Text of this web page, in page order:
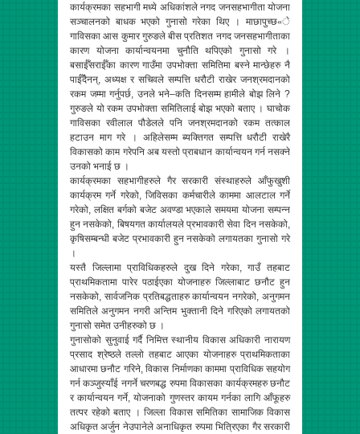
कार्यक्रमका सहभागी मध्ये अधिकांशले नगद जनसहभागीता योजना
सञ्चालनको बाधक भएको गुनासो गरेका थिए । माछापुच्छ«े
गाविसका आस कुमार गुरुङले बीस प्रतिशत नगद जनसहभागीताका
कारण योजना कार्यान्वयनमा चुनौति थपिएको गुनासो गरे ।
बसाईँसराईँका कारण गाउँमा उपभोक्ता समितिमा बस्ने मान्छेहरु नै
पाईँदैनन्, अध्यक्ष र सचिवले सम्पत्ति धरौटी राखेर जनश्रमदानको
रकम जम्मा गर्नुपर्छ, उनले भने–कति दिनसम्म हामीले बोझ लिने ?
गुरुङले यो रकम उपभोक्ता समितिलाई बोझ भएको बताए । घाचोक
गाविसका रवीलाल पौडेलले पनि जनश्रमदानको रकम तत्काल
हटाउन माग गरे । अहिलेसम्म ब्यक्तिगत सम्पत्ति धरौटी राखेरै
विकासको काम गरेपनि अब यस्तो प्राबधान कार्यान्वयन गर्न नसक्ने
उनको भनाई छ ।
कार्यक्रमका सहभागीहरुले गैर सरकारी संस्थाहरुले आँफुखुशी
कार्यक्रम गर्ने गरेको, जिविसका कर्मचारीले काममा आलटाल गर्ने
गरेको, लक्षित बर्गको बजेट अवण्डा भएकाले समयमा योजना सम्पन्न
हुन नसकेको, बिषयगत कार्यालयले प्रभावकारी सेवा दिन नसकेको,
कृषिसम्बन्धी बजेट प्रभावकारी हुन नसकेको लगायतका गुनासो गरे
।
यस्तै जिल्लामा प्राविधिकहरुले दुख दिने गरेका, गाउँ तहबाट
प्राथमिकतामा पारेर पठाईएका योजनाहरु जिल्लाबाट छनौट हुन
नसकेको, सार्वजनिक प्रतिबद्धताहरु कार्यान्वयन नगरेको, अनुगमन
समितिले अनुगमन नगरी अन्तिम भुक्तानी दिने गरिएको लगायतको
गुनासो समेत उनीहरुको छ ।
गुनासोको सुनुवाई गर्दै निमित्त स्थानीय विकास अधिकारी नारायण
प्रसाद श्रेष्ठले तल्लो तहबाट आएका योजनाहरु प्राथमिकताका
आधारमा छनौट गरिने, विकास निर्माणका काममा प्राविधिक सहयोग
गर्न कञ्जुस्याँई नगर्ने चरणबद्ध रुपमा विकासका कार्यक्रमहरु छनौट
र कार्यान्वयन गर्ने, योजनाको गुणस्तर कायम गर्नका लागि आँफूहरु
तत्पर रहेको बताए । जिल्ला विकास समितिका सामाजिक विकास
अधिकृत अर्जुन नेउपानेले अनाधिकृत रुपमा भित्रिएका गैर सरकारी